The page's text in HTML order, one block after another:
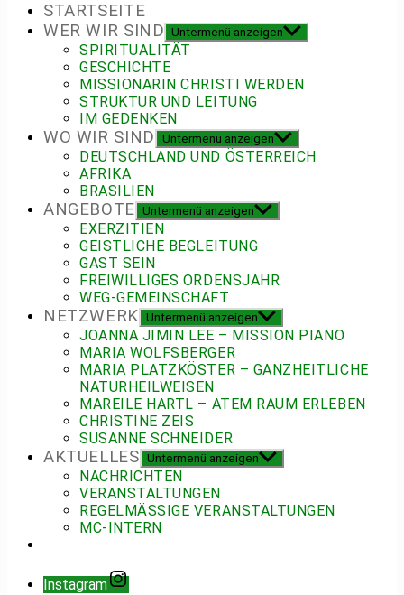
STARTSEITE
WER WIR SIND
Untermenü anzeigen
SPIRITUALITÄT
GESCHICHTE
MISSIONARIN CHRISTI WERDEN
STRUKTUR UND LEITUNG
IM GEDENKEN
WO WIR SIND Untermenü anzeigen
DEUTSCHLAND UND ÖSTERREICH
AFRIKA
BRASILIEN
ANGEBOTE Untermenü anzeigen
EXERZITIEN
GEISTLICHE BEGLEITUNG
GAST SEIN
FREIWILLIGES ORDENSJAHR
WEG-GEMEINSCHAFT
NETZWERK Untermenü anzeigen
JOANNA JIMIN LEE – MISSION PIANO
MARIA WOLFSBERGER
MARIA PLATZKÖSTER – GANZHEITLICHE
NATURHEILWEISEN
MAREILE HARTL – ATEM RAUM ERLEBEN
CHRISTINE ZEIS
SUSANNE SCHNEIDER
AKTUELLES Untermenü anzeigen
NACHRICHTEN
VERANSTALTUNGEN
REGELMÄSSIGE VERANSTALTUNGEN
MC-INTERN
Instagram